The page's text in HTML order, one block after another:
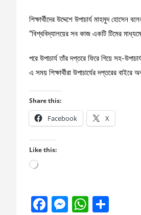
শিক্ষার্থীদের উদ্দেশে উপাচার্য মাহমুদ
“বিশ্ববিদ্যালয়ের সব কাজ একটি টিমের
পরে উপাচার্য তাঁর দপ্তরে ফিরে গিয়ে সহ-
এ সময় শিক্ষার্থীরা উপাচার্যের দপ্তরের বাইরে
Share this:
Facebook X
Like this:
Loading…
F
M W